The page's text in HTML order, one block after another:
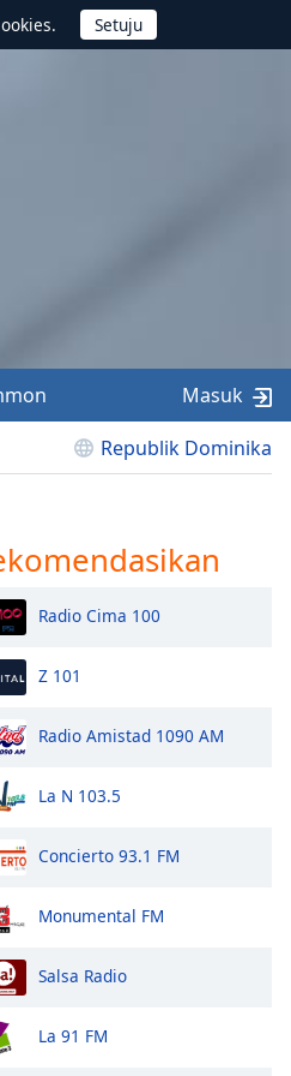
Republik Dominika
Masuk
Radio Cima 100
Z 101
Radio Amistad 1090 AM
La N 103.5
Concierto 93.1 FM
Monumental FM
Salsa Radio
La 91 FM